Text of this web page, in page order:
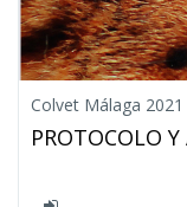
Colvet Málaga 2021
PROTOCOLO Y